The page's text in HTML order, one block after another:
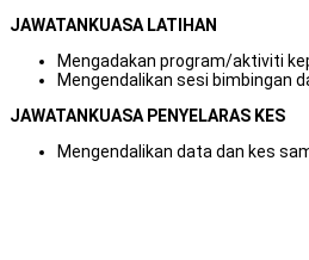
JAWATANKUASA LATIHAN
Mengadakan program/aktiviti
Mengendalikan sesi bimbingan
JAWATANKUASA PENYELARAS KES
Mengendalikan data dan kes